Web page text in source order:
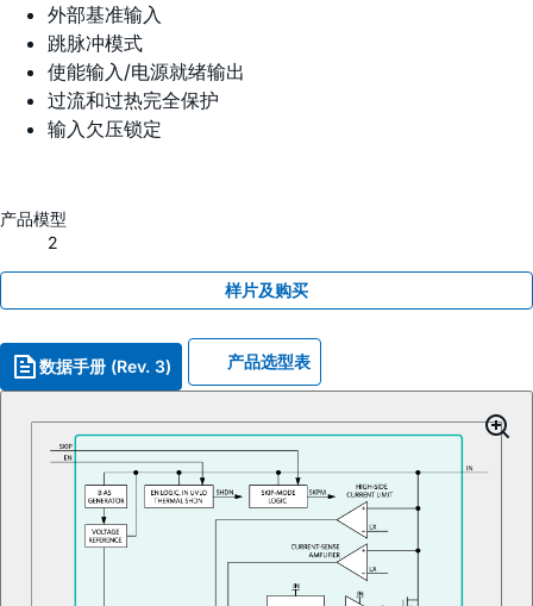
外部基准输入
跳脉冲模式
使能输入/电源就绪输出
过流和过热完全保护
输入欠压锁定
产品模型
2
样片及购买
数据手册 (Rev. 3) 产品选型表